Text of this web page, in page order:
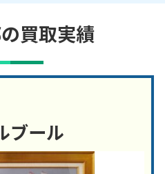
買取実績
ブール